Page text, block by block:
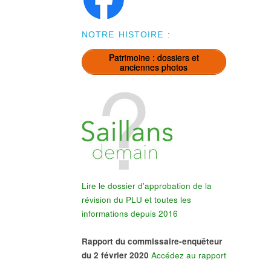
NOTRE HISTOIRE :
Patrimoine : dossiers et
anciennes photos
Lire le dossier d'approbation de la
révision du PLU et toutes les
informations depuis 2016
Rapport du commissaire-enquêteur
du 2 février 2020 Accédez au rapport